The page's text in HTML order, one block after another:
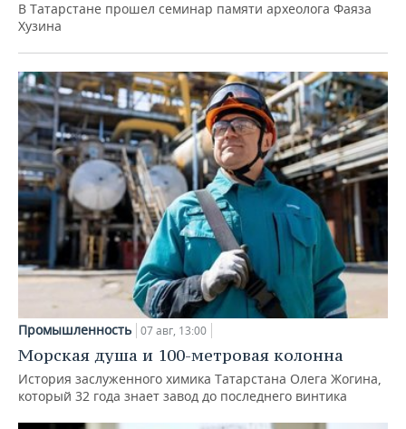
В Татарстане прошел семинар памяти археолога Фаяза
Хузина
Промышленность 07 авг, 13:00
Морская душа и 100-метровая колонна
История заслуженного химика Татарстана Олега Жогина,
который 32 года знает завод до последнего винтика